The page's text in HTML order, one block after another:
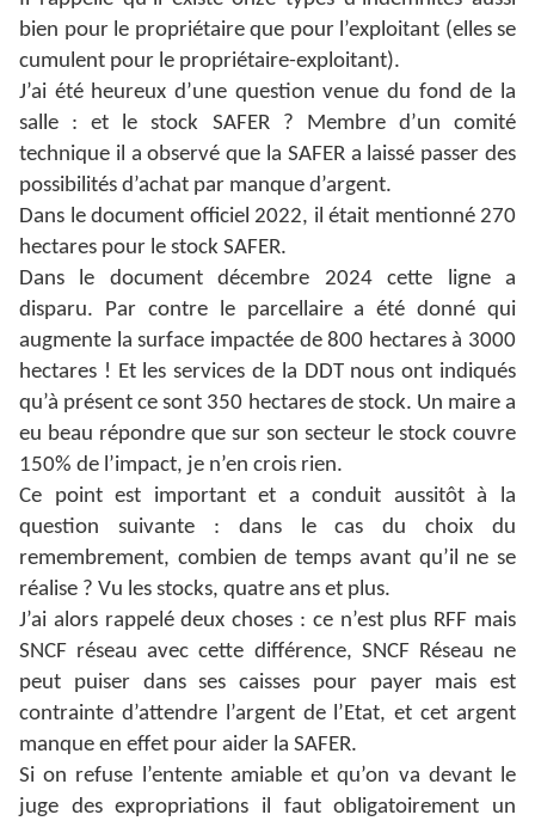
bien pour le propriétaire que pour l’exploitant (elles se
cumulent pour le propriétaire-exploitant).
J’ai été heureux d’une question venue du fond de la
salle : et le stock SAFER ? Membre d’un comité
technique il a observé que la SAFER a laissé passer des
possibilités d’achat par manque d’argent.
Dans le document officiel 2022, il était mentionné 270
hectares pour le stock SAFER.
Dans le document décembre 2024 cette ligne a
disparu. Par contre le parcellaire a été donné qui
augmente la surface impactée de 800 hectares à 3000
hectares ! Et les services de la DDT nous ont indiqués
qu’à présent ce sont 350 hectares de stock. Un maire a
eu beau répondre que sur son secteur le stock couvre
150% de l’impact, je n’en crois rien.
Ce point est important et a conduit aussitôt à la
question suivante : dans le cas du choix du
remembrement, combien de temps avant qu’il ne se
réalise ? Vu les stocks, quatre ans et plus.
J’ai alors rappelé deux choses : ce n’est plus RFF mais
SNCF réseau avec cette différence, SNCF Réseau ne
peut puiser dans ses caisses pour payer mais est
contrainte d’attendre l’argent de l’Etat, et cet argent
manque en effet pour aider la SAFER.
Si on refuse l’entente amiable et qu’on va devant le
juge des expropriations il faut obligatoirement un